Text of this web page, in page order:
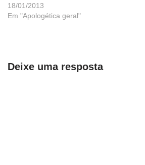
18/01/2013
Em "Apologética geral"
Deixe uma resposta